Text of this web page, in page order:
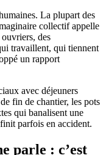
La plupart des
collectif appelle
des
travaillent, qui tiennent
un rapport
avec déjeuners
fin de chantier, les pots
qui banalisent une
parfois en accident.
parle : c’est